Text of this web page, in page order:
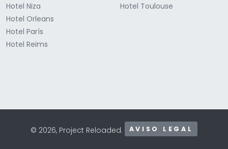
Hotel Niza
Hotel Orleans
Hotel París
Hotel Reims
Hotel Toulouse
© 2026, Project Reloaded. AVISO LEGAL